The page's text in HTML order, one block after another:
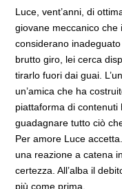
Luce, vent’anni, di
giovane meccanico che
considerano
brutto giro, lei cerca
tirarlo fuori dai guai.
un’amica che ha
piattaforma di
guadagnare tutto ciò
Per amore Luce
una reazione a catena
certezza. All’alba il
più come prima.